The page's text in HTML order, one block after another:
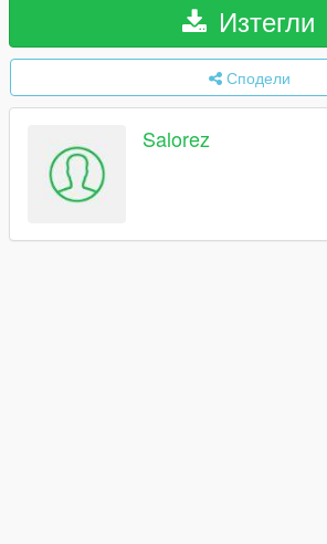
Изтегли
Сподели
Salorez